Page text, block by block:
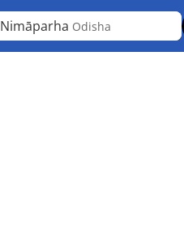
Nimāparha Odisha